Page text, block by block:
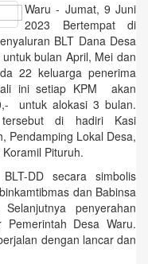
Waru - Jumat, 9 Juni
2023 Bertempat di
BLT Dana Desa
bulan April, Mei dan
22 keluarga penerima
ini setiap KPM akan
untuk alokasi 3 bulan.
di hadiri Kasi
Pendamping Lokal Desa,
Pituruh.
DD secara simbolis
dan Babinsa
penyerahan
Pemerintah Desa Waru.
dengan lancar dan